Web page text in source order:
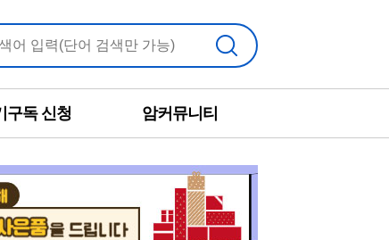
검색
구독 신청 암커뮤니티